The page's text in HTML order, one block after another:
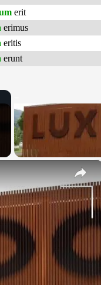
erit
erimus
eritis
erunt
×